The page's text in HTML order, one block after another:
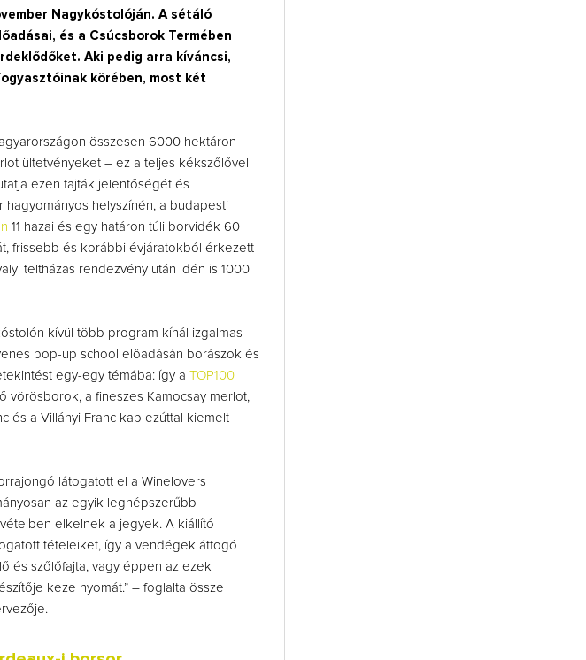
Nagykóstolóján. A sétáló
és a Csúcsborok Termében
Aki pedig arra kíváncsi,
körében, most két
összesen 6000 hektáron
ültetvényeket – ez a teljes kékszőlővel
ezen fajták jelentőségét és
helyszínén, a budapesti
11 hazai és egy határon túli borvidék 60
frissebb és korábbi évjáratokból érkezett
teltházas rendezvény után idén is 1000
kívül több program kínál izgalmas
pop-up school előadásán borászok és
egy-egy témába: így a TOP100
vörösborok, a fineszes Kamocsay merlot,
és a Villányi Franc kap ezúttal kiemelt
látogatott el a Winelovers
az egyik legnépszerűbb
elkelnek a jegyek. A kiállító
tételeiket, így a vendégek átfogó
és szőlőfajta, vagy éppen az ezek
keze nyomát.” – foglalta össze